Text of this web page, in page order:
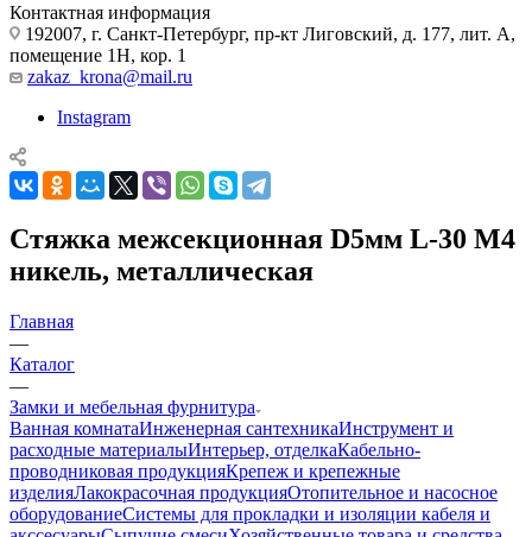
Контактная информация
192007, г. Санкт-Петербург, пр-кт Лиговский, д. 177, лит. А,
помещение 1Н, кор. 1
zakaz_krona@mail.ru
Instagram
Стяжка межсекционная D5мм L-30 M4
никель, металлическая
Главная
—
Каталог
—
Замки и мебельная фурнитура
Ванная комнатаИнженерная сантехникаИнструмент и
расходные материалыИнтерьер, отделкаКабельно-
проводниковая продукцияКрепеж и крепежные
изделияЛакокрасочная продукцияОтопительное и насосное
оборудованиеСистемы для прокладки и изоляции кабеля и